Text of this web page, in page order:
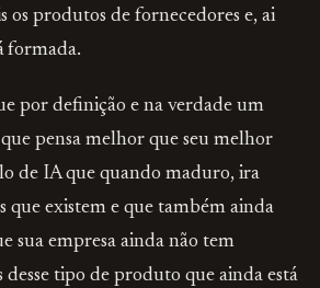
os produtos de fornecedores e, ai
formada.
por definição e na verdade um
pensa melhor que seu melhor
de IA que quando maduro, ira
que existem e que também ainda
sua empresa ainda não tem
desse tipo de produto que ainda está